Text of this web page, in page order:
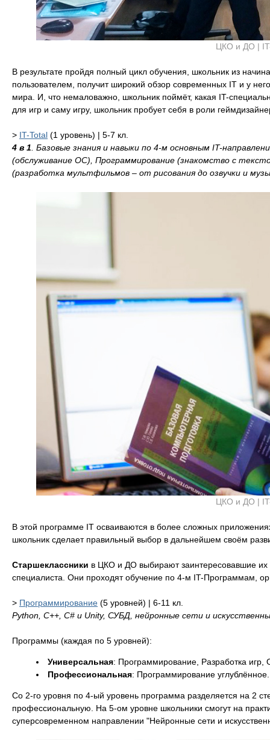
ЦКО и ДО |
В результате пройдя полный цикл обучения, школьник из
пользователем, получит широкий обзор современных IT и у
мира. И, что немаловажно, школьник поймёт, какая IT-
для игр и саму игру, школьник пробует себя в роли
> IT-Total (1 уровень) | 5-7 кл.
4 в 1 . Базовые знания и навыки по 4-м основным IT-
(обслуживание ОС), Программирование (знакомство с
(разработка мультфильмов – от рисования до озвучки и
ЦКО и ДО |
В этой программе IT осваиваются в более сложных
школьник сделает правильный выбор в дальнейшем своём
Старшеклассники в ЦКО и ДО выбирают заинтересовавшие их
специалиста. Они проходят обучение по 4-м IT-Программам,
> Программирование (5 уровней) | 6-11 кл.
Python, C++, C# и Unity, СУБД, нейронные сети и
Программы (каждая по 5 уровней):
Универсальная: Программирование, Разработка игр,
Профессиональная: Программирование
Со 2-го уровня по 4-ый уровень программа разделяется на 2
профессиональную. На 5-ом уровне школьники смогут на
суперсовременном направлении "Нейронные сети и